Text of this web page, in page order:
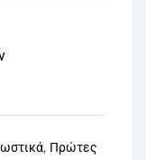
, Πρώτες